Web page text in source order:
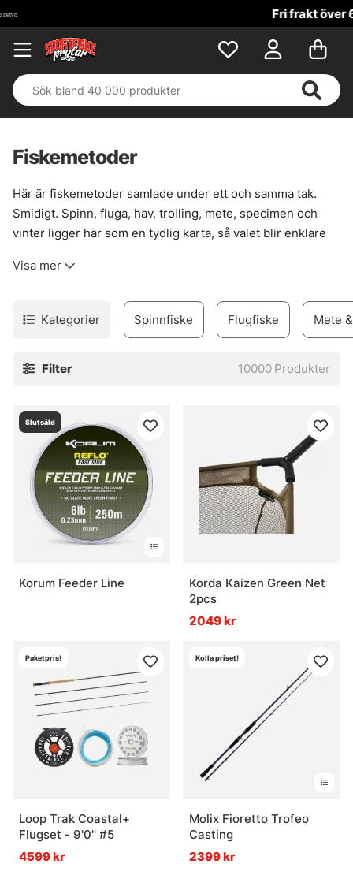
Fiskemetoder
Här är fiskemetoder samlade under ett och samma tak.
Smidigt. Spinn, fluga, hav, trolling, mete, specimen och
vinter ligger här som en tydlig karta, så valet blir enklare
en kategori som fortsätter att växa, steg för steg, mot mer
En metod passar sällan överallt. Därför blir rätt spår viktigt
när målet är allt från kustnära jakt på kraftfulla arter till ett
och hur fisken beter sig just då. Det brukar spara både tid
skillnad.
Utforska gärna underkategorierna här nedan. Och har
någon metod saknats i sortimentet, säg gärna till. Nya spår
kan vara lite luriga att fånga in, men det brukar lösa sig.
» Havsfiske
Vanliga frågor om fiskemetoder
Vad är fiskemetoder?
Vad är trollingfiske?
Visa mer
Kategorier Spinnfiske Flugfiske Mete
Filter 10000 Produkter
Slutsåld
Korum Feeder Line
Korda Kaizen Green Net
2pcs
2049 kr
Paketpris!
Loop Trak Coastal+
Flugset - 9'0'' #5
4599 kr
Kolla priset!
Molix Fioretto Trofeo
Casting
2399 kr